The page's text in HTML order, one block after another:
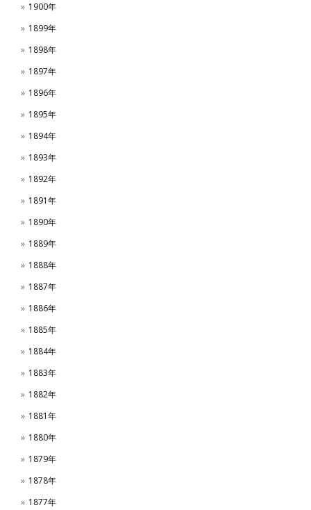
1900年
1899年
1898年
1897年
1896年
1895年
1894年
1893年
1892年
1891年
1890年
1889年
1888年
1887年
1886年
1885年
1884年
1883年
1882年
1881年
1880年
1879年
1878年
1877年